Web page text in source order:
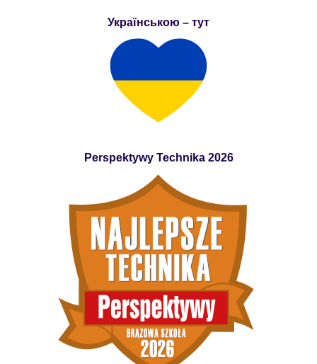
Українською – тут
Perspektywy Technika 2026